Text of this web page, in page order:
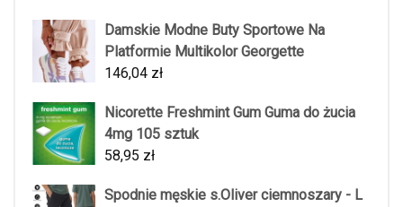
Damskie Modne Buty Sportowe Na
Platformie Multikolor Georgette
146,04 zł
Nicorette Freshmint Gum Guma do żucia
4mg 105 sztuk
58,95 zł
Spodnie męskie s.Oliver ciemnoszary - L